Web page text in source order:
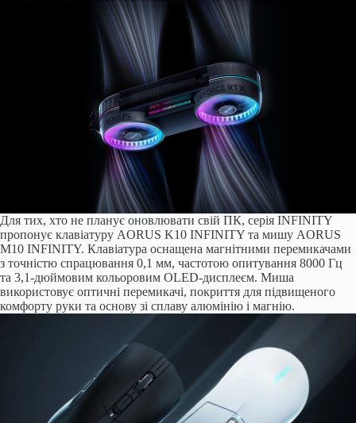
Для тих, хто не планує оновлювати свій ПК, серія INFINITY
пропонує клавіатуру AORUS K10 INFINITY та мишу AORUS
M10 INFINITY. Клавіатура оснащена магнітними перемикачами
з точністю спрацювання 0,1 мм, частотою опитування 8000 Гц
та 3,1-дюймовим кольоровим OLED-дисплеєм. Миша
використовує оптичні перемикачі, покриття для підвищеного
комфорту руки та основу зі сплаву алюмінію і магнію.